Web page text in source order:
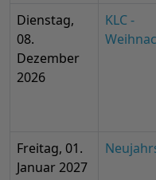
Dienstag,
08.
Dezember
2026
KLC -
Freitag, 01.
Januar 2027